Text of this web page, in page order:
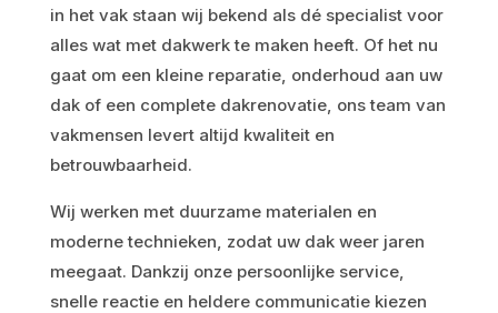
in het vak staan wij bekend als dé specialist voor
alles wat met dakwerk te maken heeft. Of het nu
gaat om een kleine reparatie, onderhoud aan uw
dak of een complete dakrenovatie, ons team van
vakmensen levert altijd kwaliteit en
betrouwbaarheid.
Wij werken met duurzame materialen en
moderne technieken, zodat uw dak weer jaren
meegaat. Dankzij onze persoonlijke service,
snelle reactie en heldere communicatie kiezen